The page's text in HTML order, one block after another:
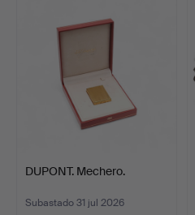
DUPONT. Mechero.
Subastado 31 jul 2026